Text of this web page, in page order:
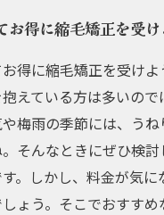
お得に縮毛矯正を受け
得に縮毛矯正を受けよ
えている方は多いので
梅雨の季節には、う
そんなときにぜひ検
。しかし、料金が気に
ょう。そこでおすすめ